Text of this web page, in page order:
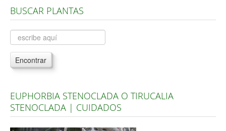
Árboles, Cicas y Palmeras de la G a la Z
Plantas Anuales y Perennes
Plantas Bulbosas y Acuáticas
Plantas de Interior
Plantas Aromáticas y de Huerto
Plantas Carnívoras y Orquídeas
BUSCAR PLANTAS
Encontrar
EUPHORBIA STENOCLADA O TIRUCALIA
STENOCLADA | CUIDADOS